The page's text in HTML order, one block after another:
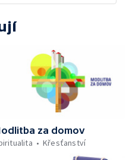
za domov
Křesťanství